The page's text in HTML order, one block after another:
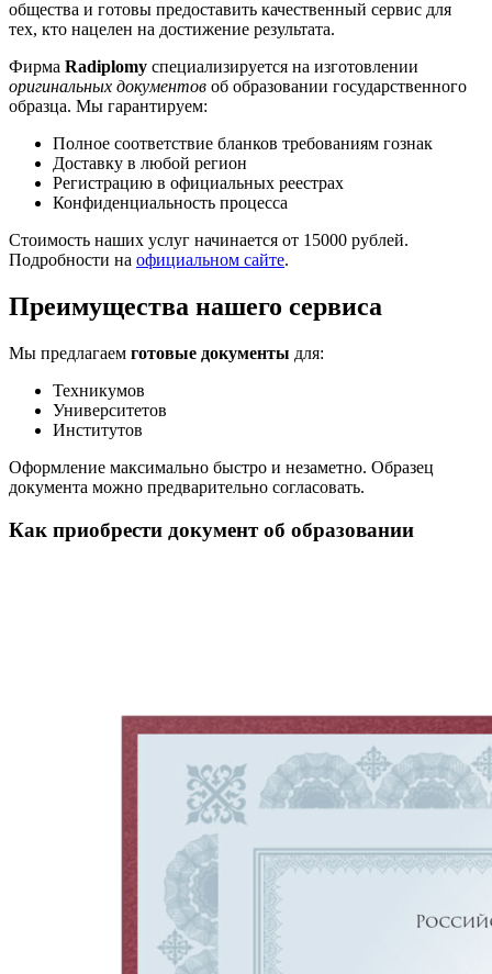
общества и готовы предоставить качественный сервис для
тех, кто нацелен на достижение результата.
Фирма Radiplomy специализируется на изготовлении
оригинальных документов об образовании государственного
образца. Мы гарантируем:
Полное соответствие бланков требованиям гознак
Доставку в любой регион
Регистрацию в официальных реестрах
Конфиденциальность процесса
Стоимость наших услуг начинается от 15000 рублей.
Подробности на официальном сайте.
Преимущества нашего сервиса
Мы предлагаем готовые документы для:
Техникумов
Университетов
Институтов
Оформление максимально быстро и незаметно. Образец
документа можно предварительно согласовать.
Как приобрести документ об образовании